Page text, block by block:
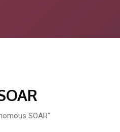
SOAR"